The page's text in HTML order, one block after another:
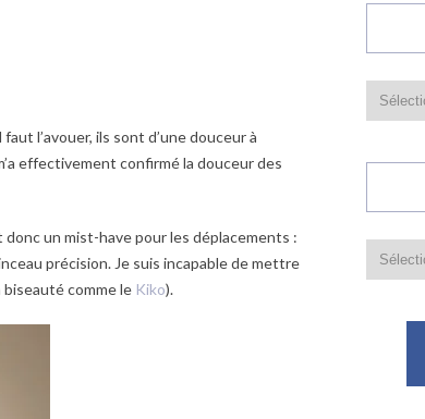
l’avouer, ils sont d’une douceur à
effectivement confirmé la douceur des
un mist-have pour les déplacements :
précision. Je suis incapable de mettre
biseauté comme le Kiko).